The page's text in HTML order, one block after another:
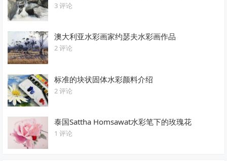
3 评论
澳大利亚水彩画家约瑟夫水彩画作品
2 评论
标准的块状固体水彩颜料介绍
2 评论
泰国Sattha Homsawat水彩笔下的玫瑰花
1 评论